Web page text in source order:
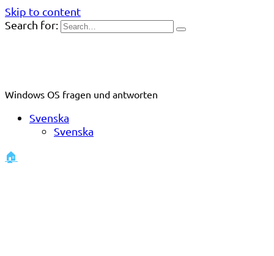
Skip to content
Search for:
Windows OS fragen und antworten
Svenska
Svenska
🏠